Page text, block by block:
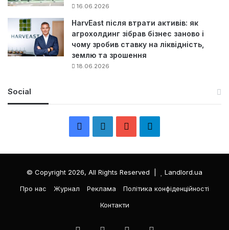
16.06.2026
HarvEast після втрати активів: як
агрохолдинг зібрав бізнес заново і
чому зробив ставку на ліквідність,
землю та зрошення
18.06.2026
Social
e
k
e
T
л
е
© Copyright 2026, All Rights Reserved |
Landlord.ua
Про нас
Журнал Реклама
Політика конфіденційності
Контакти